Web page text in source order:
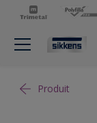
Produit